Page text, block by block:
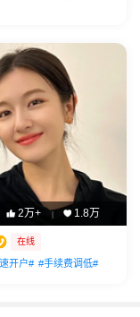
2万+ | 1.8万
在线
开户# #手续费调低#